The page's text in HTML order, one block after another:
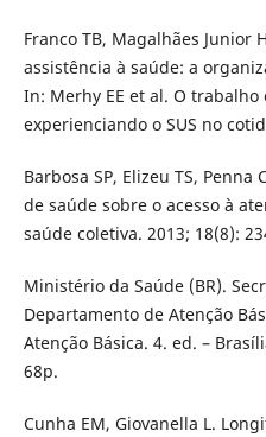
Franco TB, Magalhães Junior
assistência à saúde: a
In: Merhy EE et al. O
experienciando o SUS no
Barbosa SP, Elizeu TS,
de saúde sobre o acesso à
saúde coletiva. 2013; 18(8):
Ministério da Saúde (BR).
Departamento de Atenção
Atenção Básica. 4. ed. –
68p.
Cunha EM, Giovanella L.